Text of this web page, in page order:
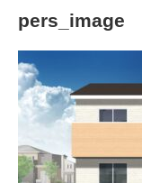
pers_image